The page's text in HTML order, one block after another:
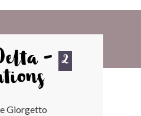
- 2
Giorgetto